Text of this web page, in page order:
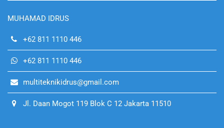
MUHAMAD IDRUS
+62 811 1110 446
+62 811 1110 446
multiteknikidrus@gmail.com
Jl. Daan Mogot 119 Blok C 12 Jakarta 11510